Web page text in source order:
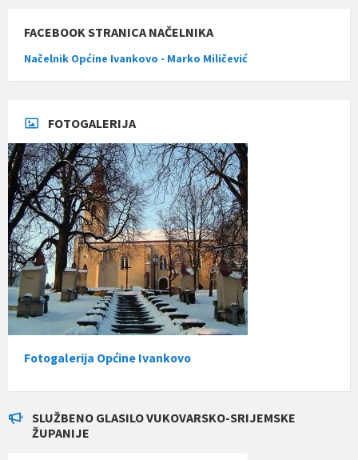
FACEBOOK STRANICA NAČELNIKA
Načelnik Općine Ivankovo - Marko Miličević
FOTOGALERIJA
Fotogalerija Općine Ivankovo
SLUŽBENO GLASILO VUKOVARSKO-SRIJEMSKE
ŽUPANIJE